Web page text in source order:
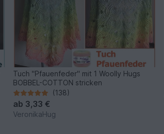
Tuch "Pfauenfeder" mit 1 Woolly Hugs
BOBBEL-COTTON stricken
(138)
ab 3,33 €
VeronikaHug